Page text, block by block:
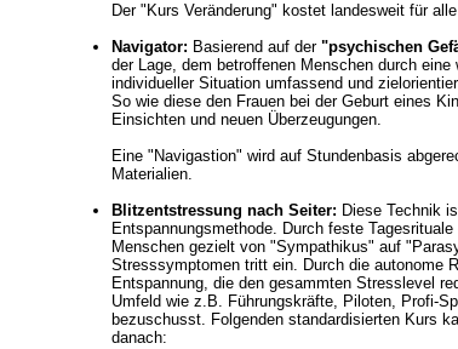
Der "Kurs Veränderung" kostet landesweit für
Navigator: Basierend auf der "psychischen
der Lage, dem betroffenen Menschen durch eine weiterentwickelte Technik der sokratischen Gesprächsführung in dessen
individueller Situation umfassend und
So wie diese den Frauen bei der Geburt eines
Einsichten und neuen Überzeugungen.
Eine "Navigastion" wird auf Stundenbasis
Materialien.
Blitzentstressung nach Seiter: Diese Technik
Entspannungsmethode. Durch feste Tagesrituale (3x3
Menschen gezielt von "Sympathikus" auf
Stresssymptomen tritt ein. Durch die autonome Rückkoppelung zum
Entspannung, die den gesammten Stresslevel
Umfeld wie z.B. Führungskräfte, Piloten, Profi-Sportler und Ärzte wenden diese Technik an. Sie wird von der Krankenkasse
bezuschusst. Folgenden standardisierten Kurs
danach: